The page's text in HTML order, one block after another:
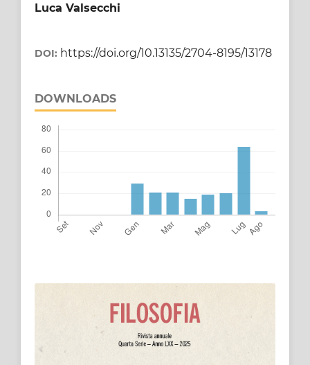
Luca Valsecchi
DOI: https://doi.org/10.13135/2704-8195/13178
DOWNLOADS